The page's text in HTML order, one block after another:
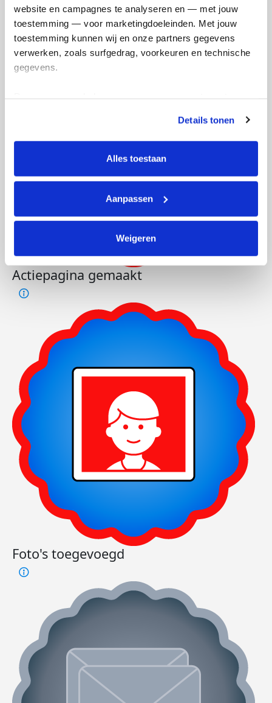
website en campagnes te analyseren en — met jouw
toestemming — voor marketingdoeleinden. Met jouw
toestemming kunnen wij en onze partners gegevens
verwerken, zoals surfgedrag, voorkeuren en technische
gegevens.
tonen. Je kunt je toestemming op elk moment wijzigen of
intrekken via Cookie instellingen onderaan de pagina. De
lijst met cookies is te vinden in het tabblad “details”.
Details tonen
Alles toestaan
Aanpassen
Weigeren
Actiepagina gemaakt
Foto's toegevoegd